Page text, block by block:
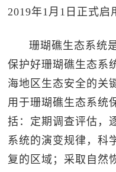
2019年1月1日正式启
珊瑚礁生态系统
保护好珊瑚礁生态系
海地区生态安全的关
用于珊瑚礁生态系统
括：定期调查评估，
系统的演变规律，科
复的区域；采取自然